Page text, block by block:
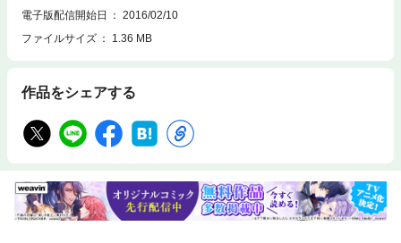
電子版配信開始日
2016/02/10
ファイルサイズ
1.36 MB
作品をシェアする